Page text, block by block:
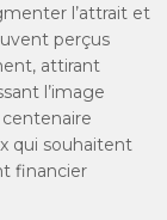
l’attrait et
perçus
attirant
l’image
centenaire
qui souhaitent
financier